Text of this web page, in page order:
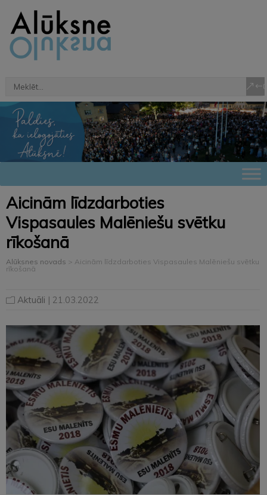
Aicinām līdzdarboties
Vispasaules Malēniešu svētku
rīkošanā
Alūksnes novads > Aicinām līdzdarboties Vispasaules Malēniešu svētku
rīkošanā
Aktuāli | 21.03.2022